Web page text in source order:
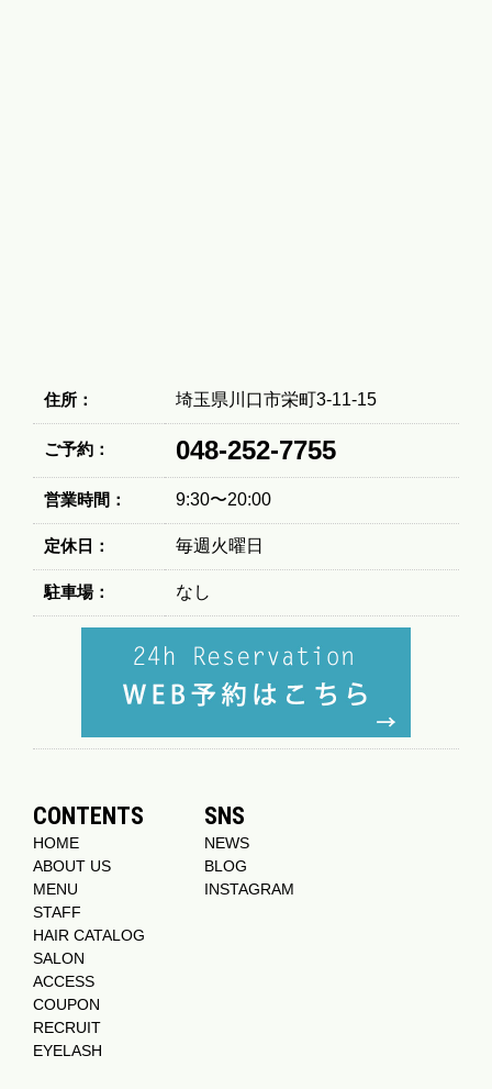
住所： 埼玉県川口市栄町3-11-15
ご予約： 048-252-7755
営業時間： 9:30〜20:00
定休日： 毎週火曜日
駐車場： なし
CONTENTS
HOME
ABOUT US
MENU
STAFF
HAIR CATALOG
SALON
ACCESS
COUPON
RECRUIT
EYELASH
SNS
NEWS
BLOG
INSTAGRAM